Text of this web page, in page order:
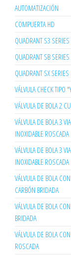
AUTOMATIZACIÓN
COMPUERTA HD
QUADRANT S3 SERIES
QUADRANT SB SERIES
QUADRANT SX SERIES
VÁLVULA CHECK TIPO
VÁLVULA DE BOLA 2
VÁLVULA DE BOLA 3
INOXIDABLE ROSCADA
VÁLVULA DE BOLA 3
INOXIDABLE ROSCADA
VÁLVULA DE BOLA
CARBÓN BRIDADA
VÁLVULA DE BOLA
BRIDADA
VÁLVULA DE BOLA
ROSCADA